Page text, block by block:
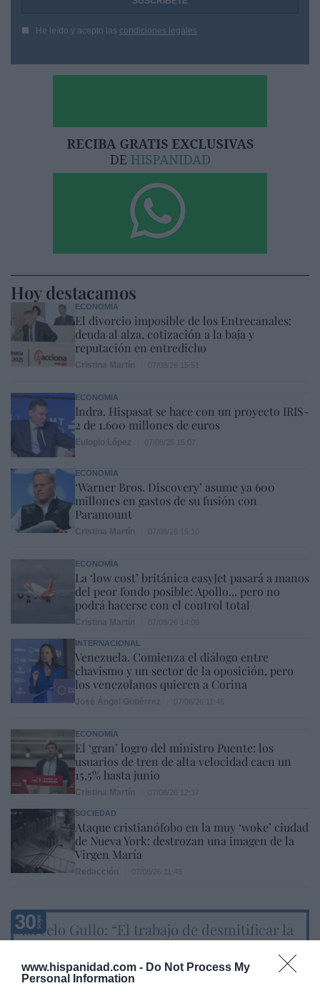
www.hispanidad.com - Do Not Process My
Personal Information
He leído y acepto las condiciones legales
Hoy destacamos
ECONOMÍA
El divorcio imposible de los Entrecanales:
deuda al alza, cotización a la baja y
reputación en entredicho
ECONOMÍA
Indra. Hispasat se hace con un proyecto IRIS-
2 de 1.600 millones de euros
ECONOMÍA
‘Warner Bros. Discovery’ asume ya 600
millones en gastos de su fusión con
Paramount
ECONOMÍA
La ‘low cost’ británica easyJet pasará a manos
del peor fondo posible: Apollo... pero no
podrá hacerse con el control total
INTERNACIONAL
Venezuela. Comienza el diálogo entre
chavismo y un sector de la oposición, pero
los venezolanos quieren a Corina
ECONOMÍA
El ‘gran’ logro del ministro Puente: los
usuarios de tren de alta velocidad caen un
15,5% hasta junio
SOCIEDAD
Ataque cristianófobo en la muy ‘woke’ ciudad
de Nueva York: destrozan una imagen de la
Virgen María
Marcelo Gullo: “El trabajo de desmitificar la
historia, de poner la verdadera, de
desmontar la falsificación, es un trabajo
cristiano"